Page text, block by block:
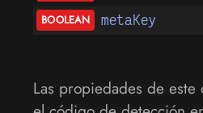
metaKey
Las propiedades de